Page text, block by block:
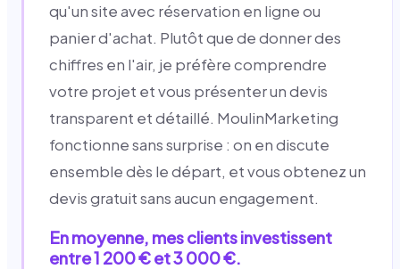
qu'un site avec réservation en ligne ou
panier d'achat. Plutôt que de donner des
chiffres en l'air, je préfère comprendre
votre projet et vous présenter un devis
transparent et détaillé. MoulinMarketing
fonctionne sans surprise : on en discute
ensemble dès le départ, et vous obtenez un
devis gratuit sans aucun engagement.
En moyenne, mes clients investissent
entre 1 200 € et 3 000 €.